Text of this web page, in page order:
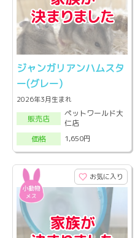
ジャンガリアンハムスタ
ー(グレー)
2026年3月生まれ
販売店
ペットワールド大
仁店
価格
1,650円
お気に入り